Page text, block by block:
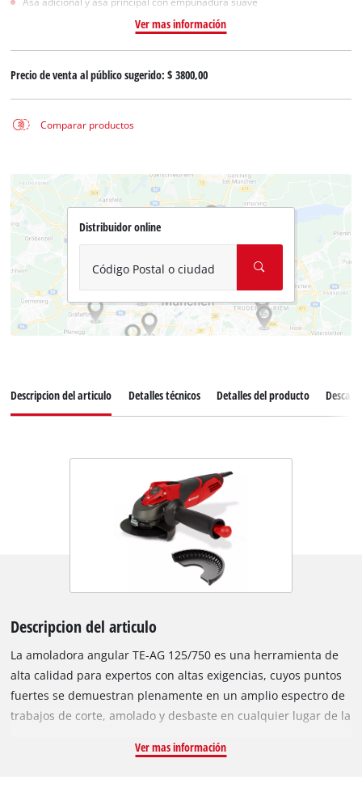
Ver mas información
Precio de venta al público sugerido:$ 3800,00
Comparar productos
Distribuidor online
Código Postal o ciudad
Descripcion del articulo Detalles técnicos Detalles del producto
Descripcion del articulo
La amoladora angular TE-AG 125/750 es una herramienta de
alta calidad para expertos con altas exigencias, cuyos puntos
fuertes se demuestran plenamente en un amplio espectro de
trabajos de corte, amolado y desbaste en cualquier lugar de la
rápido sin herramientas se adapta a cualquier tarea con un
Ver mas información